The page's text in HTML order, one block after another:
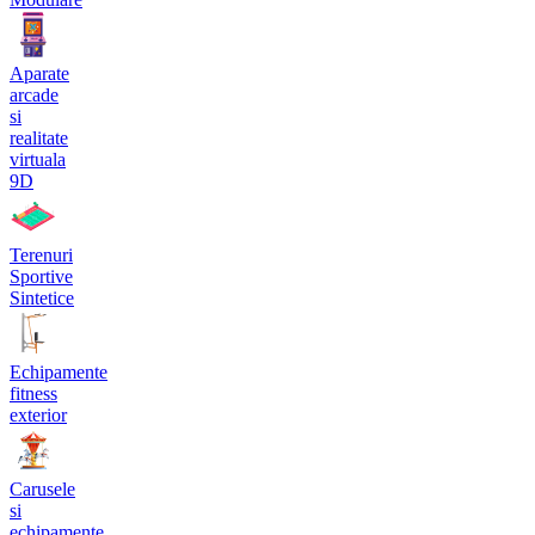
Aparate
arcade
si
realitate
virtuala
9D
Terenuri
Sportive
Sintetice
Echipamente
fitness
exterior
Carusele
si